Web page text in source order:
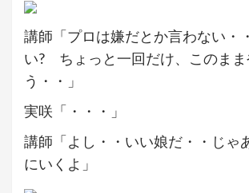
講師「プロは嫌だとか言わない・
い? ちょっと一回だけ、このまま
う・・」
実咲「・・・」
講師「よし・・いい娘だ・・じゃ
にいくよ」